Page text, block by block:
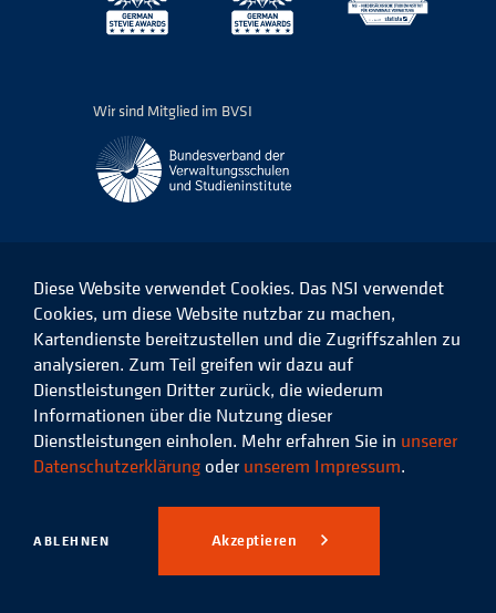
Wir sind Mitglied im BVSI
Das
NSI
Facebook
Das
NSI
auf
LinkedIn
Das
NSI
auf
Instagram
Das
Xing
© 2026 Niedersächsisches
Studieninstitut für kommunale
Verwaltung e.V.
Datenschutz Impressum
Diese Website verwendet Cookies. Das NSI verwendet
Cookies, um diese Website nutzbar zu machen,
Kartendienste bereitzustellen und die Zugriffszahlen zu
analysieren. Zum Teil greifen wir dazu auf
Dienstleistungen Dritter zurück, die wiederum
Informationen über die Nutzung dieser
Dienstleistungen einholen. Mehr erfahren Sie in unserer
Datenschutzerklärung oder unserem Impressum.
ABLEHNEN Akzeptieren